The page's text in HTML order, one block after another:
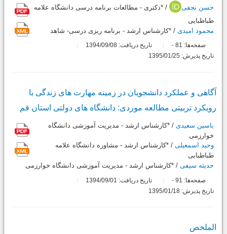
حسن نجفی
/ *دکتری - مطالعات برنامه درسی دانشگاه علامه
طباطبایی
محمود امیدی / *کارشناس ارشد - برنامه ریزی درسی- شاهد
صفحه‌ها: 81
-
تاریخ دریافت: 1394/09/08
تاریخ پذیرش: 1395/01/25
آگاهى و عملکرد دانشجویان در زمینه مهارت هاى زندگى با
رویکرد تربیتى مطالعه موردى: دانشگاه هاى دولتى استان قم
یاسین سعیدی / *کارشناس ارشد - مدیریت آموزشی دانشگاه
خوارزمی
وحید اسمعیلی / *کارشناس ارشد - مشاوره دانشگاه علامه
طباطبایی
حدیثه سیفی / *کارشناس ارشد - مدیریت آموزشی دانشگاه خوارزمی
صفحه‌ها: 91
-
تاریخ دریافت: 1394/09/01
تاریخ پذیرش: 1395/01/18
الملخص